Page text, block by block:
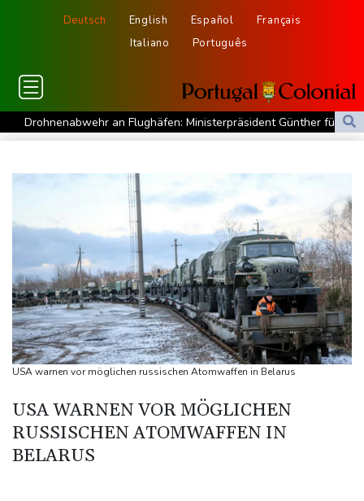
Deutsch English Español
Français
Italiano
Português
Drohnenabwehr an Flughäfen: Ministerpräsident Günther für
Einsatz der Bundeswehr
Sonnenfinsternis: Forscher untersuchen Auswirkungen auf
Navigation und Funksysteme
Wegen Patientenmorden verurteilter Krankenpfleger: Rund 120
weitere Verdachtsfälle
"Vertrauen gebrochen": UEFA und Co. legen gegen Infantino
nach
Rückreisewelle nimmt Fahrt auf: ADAC rechnet erneut mit Staus
an Wochenende
Bericht: Spreng-Drohne flog direkt auf ukrainische
Frachtmaschine zu
Behörden: Zwölf Tote bei ukrainischem Drohnenangriff in
Zentralrussland
USA warnen vor möglichen russischen Atomwaffen in Belarus
USA WARNEN VOR MÖGLICHEN
RUSSISCHEN ATOMWAFFEN IN
BELARUS